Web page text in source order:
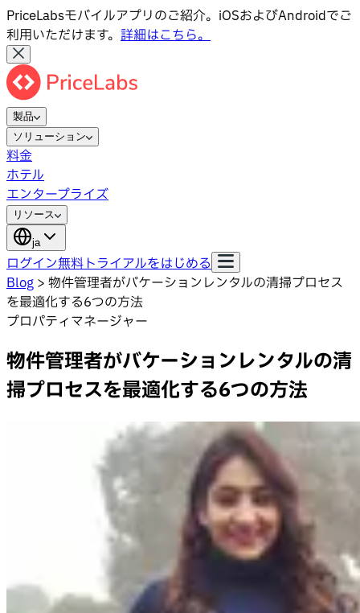
PriceLabsモバイルアプリのご紹介。iOSおよびAndroidでご
利用いただけます。 詳細はこちら。
製品
ソリューション
料金
ホテル
エンタープライズ
リソース
ja
ログイン無料トライアルをはじめる
Blog > 物件管理者がバケーションレンタルの清掃プロセス
を最適化する6つの方法
プロパティマネージャー
物件管理者がバケーションレンタルの清
掃プロセスを最適化する6つの方法